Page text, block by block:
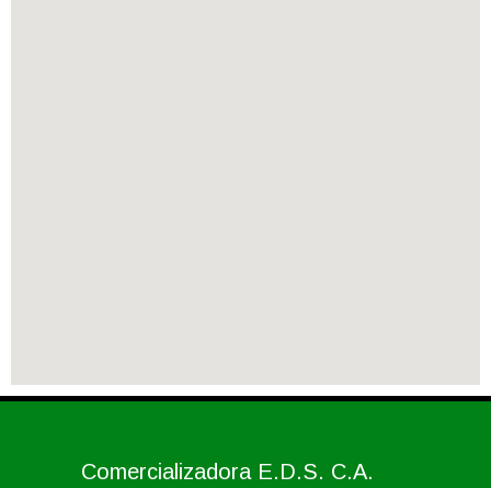
Comercializadora E.D.S. C.A.